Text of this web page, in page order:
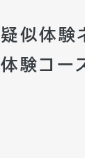
疑似体験
体験コー